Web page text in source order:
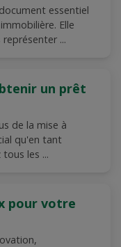
essentiel
Elle
...
un prêt
de la mise à
qu'en tant
les ...
pour votre